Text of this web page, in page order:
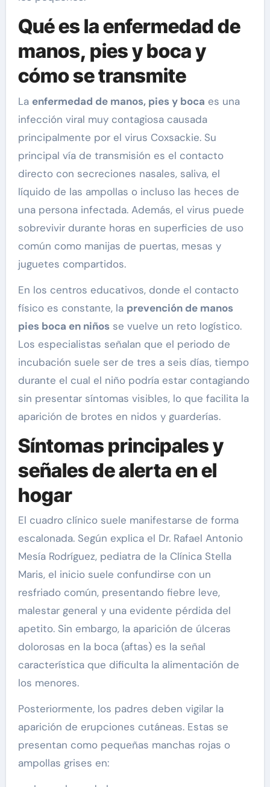
Qué es la enfermedad de
manos, pies y boca y
cómo se transmite
La enfermedad de manos, pies y boca es una
infección viral muy contagiosa causada
principalmente por el virus Coxsackie. Su
principal vía de transmisión es el contacto
directo con secreciones nasales, saliva, el
líquido de las ampollas o incluso las heces de
una persona infectada. Además, el virus puede
sobrevivir durante horas en superficies de uso
común como manijas de puertas, mesas y
juguetes compartidos.
En los centros educativos, donde el contacto
físico es constante, la prevención de manos
pies boca en niñosse vuelve un reto logístico.
Los especialistas señalan que el periodo de
incubación suele ser de tres a seis días, tiempo
durante el cual el niño podría estar contagiando
sin presentar síntomas visibles, lo que facilita la
aparición de brotes en nidos y guarderías.
Síntomas principales y
señales de alerta en el
hogar
El cuadro clínico suele manifestarse de forma
escalonada. Según explica el Dr. Rafael Antonio
Mesía Rodríguez, pediatra de la Clínica Stella
Maris, el inicio suele confundirse con un
resfriado común, presentando fiebre leve,
malestar general y una evidente pérdida del
apetito. Sin embargo, la aparición de úlceras
dolorosas en la boca (aftas) es la señal
característica que dificulta la alimentación de
los menores.
Posteriormente, los padres deben vigilar la
aparición de erupciones cutáneas. Estas se
presentan como pequeñas manchas rojas o
ampollas grises en: